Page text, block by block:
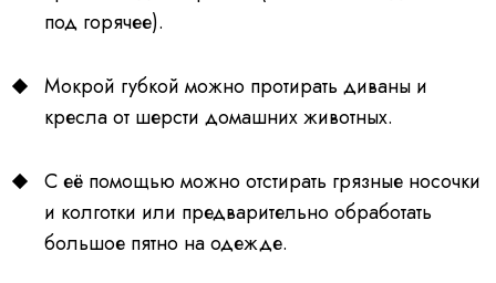
под горячее).
Мокрой губкой можно протирать диваны и
кресла от шерсти домашних животных.
С её помощью можно отстирать грязные носочки
и колготки или предварительно обработать
большое пятно на одежде.